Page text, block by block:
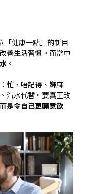
「健康一點」的新目
善生活習慣。而當中
。
忙、唔記得、嫌麻
汽水代替。要真正改
是令自己更願意飲